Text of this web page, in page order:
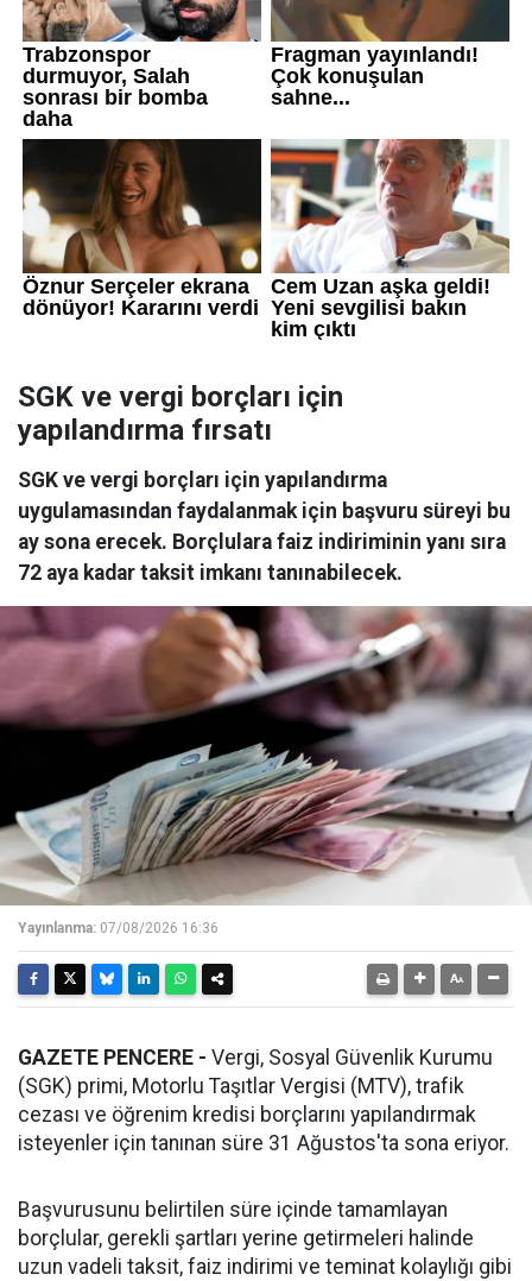
SGK ve vergi borçları için
yapılandırma fırsatı
SGK ve vergi borçları için yapılandırma
uygulamasından faydalanmak için başvuru süreyi bu
ay sona erecek. Borçlulara faiz indiriminin yanı sıra
72 aya kadar taksit imkanı tanınabilecek.
Yayınlanma: 07/08/2026 16:36
GAZETE PENCERE - Vergi, Sosyal Güvenlik Kurumu
(SGK) primi, Motorlu Taşıtlar Vergisi (MTV), trafik
cezası ve öğrenim kredisi borçlarını yapılandırmak
isteyenler için tanınan süre 31 Ağustos'ta sona eriyor.
Başvurusunu belirtilen süre içinde tamamlayan
borçlular, gerekli şartları yerine getirmeleri halinde
uzun vadeli taksit, faiz indirimi ve teminat kolaylığı gibi